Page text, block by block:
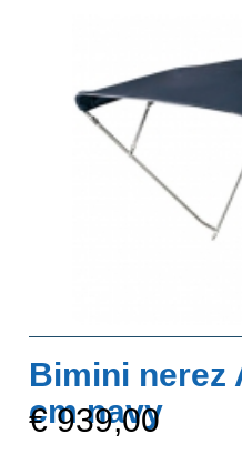
Bimini nerez
cm navy
€ 939,00